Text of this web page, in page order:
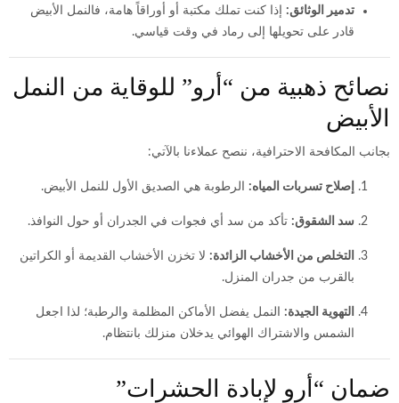
تدمير الوثائق: إذا كنت تملك مكتبة أو أوراقاً هامة، فالنمل الأبيض
قادر على تحويلها إلى رماد في وقت قياسي.
نصائح ذهبية من “أرو” للوقاية من النمل
الأبيض
بجانب المكافحة الاحترافية، ننصح عملاءنا بالآتي:
إصلاح تسربات المياه: الرطوبة هي الصديق الأول للنمل الأبيض.
سد الشقوق: تأكد من سد أي فجوات في الجدران أو حول النوافذ.
التخلص من الأخشاب الزائدة: لا تخزن الأخشاب القديمة أو الكراتين
بالقرب من جدران المنزل.
التهوية الجيدة: النمل يفضل الأماكن المظلمة والرطبة؛ لذا اجعل
الشمس والاشتراك الهوائي يدخلان منزلك بانتظام.
ضمان “أرو لإبادة الحشرات”